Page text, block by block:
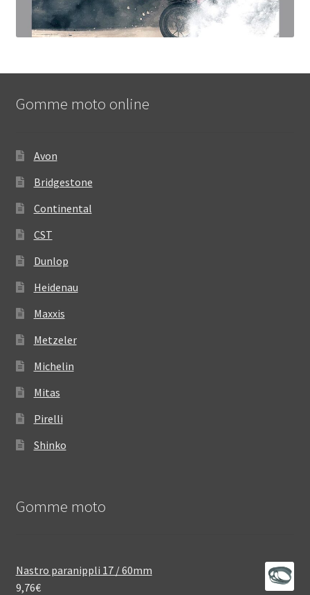
Gomme moto online
Avon
Bridgestone
Continental
CST
Dunlop
Heidenau
Maxxis
Metzeler
Michelin
Mitas
Pirelli
Shinko
Gomme moto
Nastro paranippli 17 / 60mm
9,76€